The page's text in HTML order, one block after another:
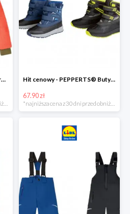
Hit cenowy - LUPILU® Dwustronna kurtka dziecięca z polarem
*najniższa cena z 30 dni przed obniżką
Hit cenowy - PEPPERTS® Buty zimowe chłopięce
67.90 zł
*najniższa cena z 30 dni przed obniżką